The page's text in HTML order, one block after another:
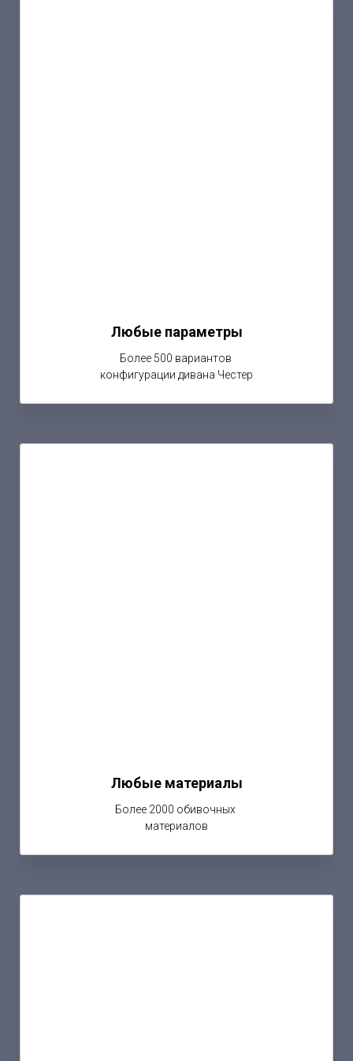
Любые параметры
Более 500 вариантов
конфигурации дивана Честер
Любые материалы
Более 2000 обивочных
материалов